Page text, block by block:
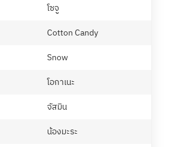
โซจู
Cotton Candy
Snow
โอกาเนะ
จัสมิน
น้องมะระ